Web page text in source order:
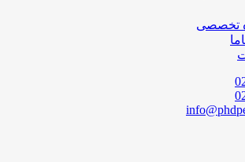
تخصصی